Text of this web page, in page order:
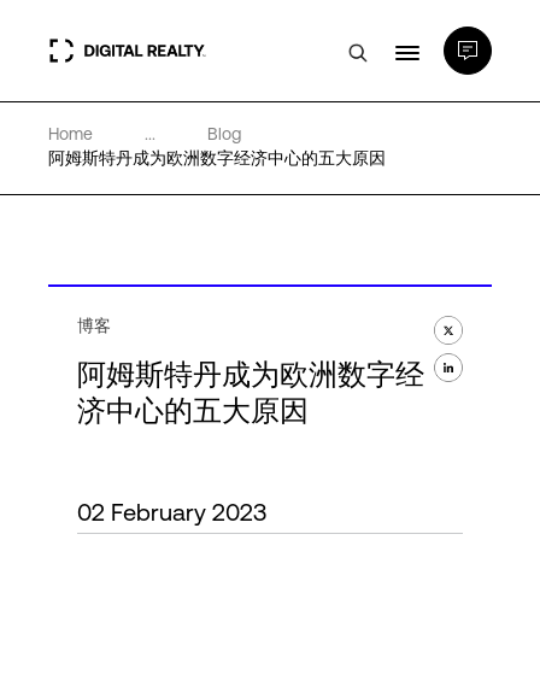
数据中心
专业知识和资源
Home ...
Blog
阿姆斯特丹成为欧洲数字经济中心的五大原因
博客
阿姆斯特丹成为欧洲数字经
济中心的五大原因
02 February 2023